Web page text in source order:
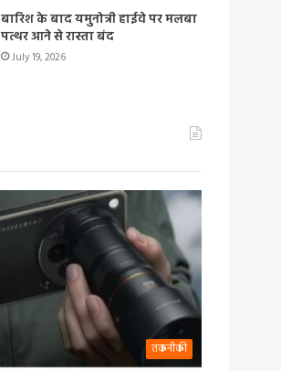
बारिश के बाद यमुनोत्री हाईवे पर मलबा
पत्थर आने से रास्ता बंद
July 19, 2026
तकनीकी